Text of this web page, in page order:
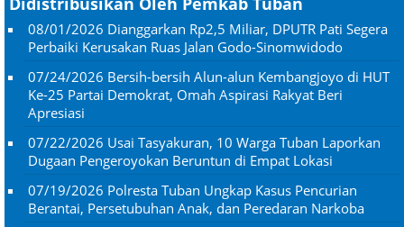
08/01/2026 Dianggarkan Rp2,5 Miliar, DPUTR Pati Segera
Perbaiki Kerusakan Ruas Jalan Godo-Sinomwidodo
07/24/2026 Bersih-bersih Alun-alun Kembangjoyo di HUT
Ke-25 Partai Demokrat, Omah Aspirasi Rakyat Beri
Apresiasi
07/22/2026 Usai Tasyakuran, 10 Warga Tuban Laporkan
Dugaan Pengeroyokan Beruntun di Empat Lokasi
07/19/2026 Polresta Tuban Ungkap Kasus Pencurian
Berantai, Persetubuhan Anak, dan Peredaran Narkoba